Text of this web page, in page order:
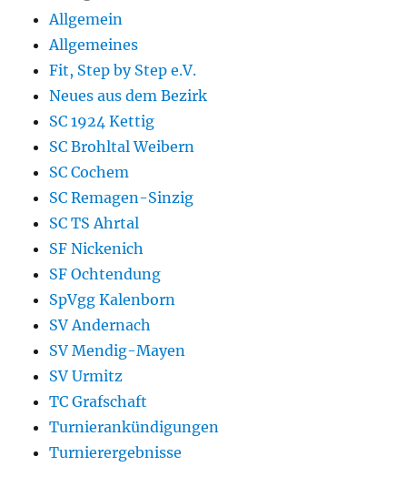
Allgemein
Allgemeines
Fit, Step by Step e.V.
Neues aus dem Bezirk
SC 1924 Kettig
SC Brohltal Weibern
SC Cochem
SC Remagen-Sinzig
SC TS Ahrtal
SF Nickenich
SF Ochtendung
SpVgg Kalenborn
SV Andernach
SV Mendig-Mayen
SV Urmitz
TC Grafschaft
Turnierankündigungen
Turnierergebnisse